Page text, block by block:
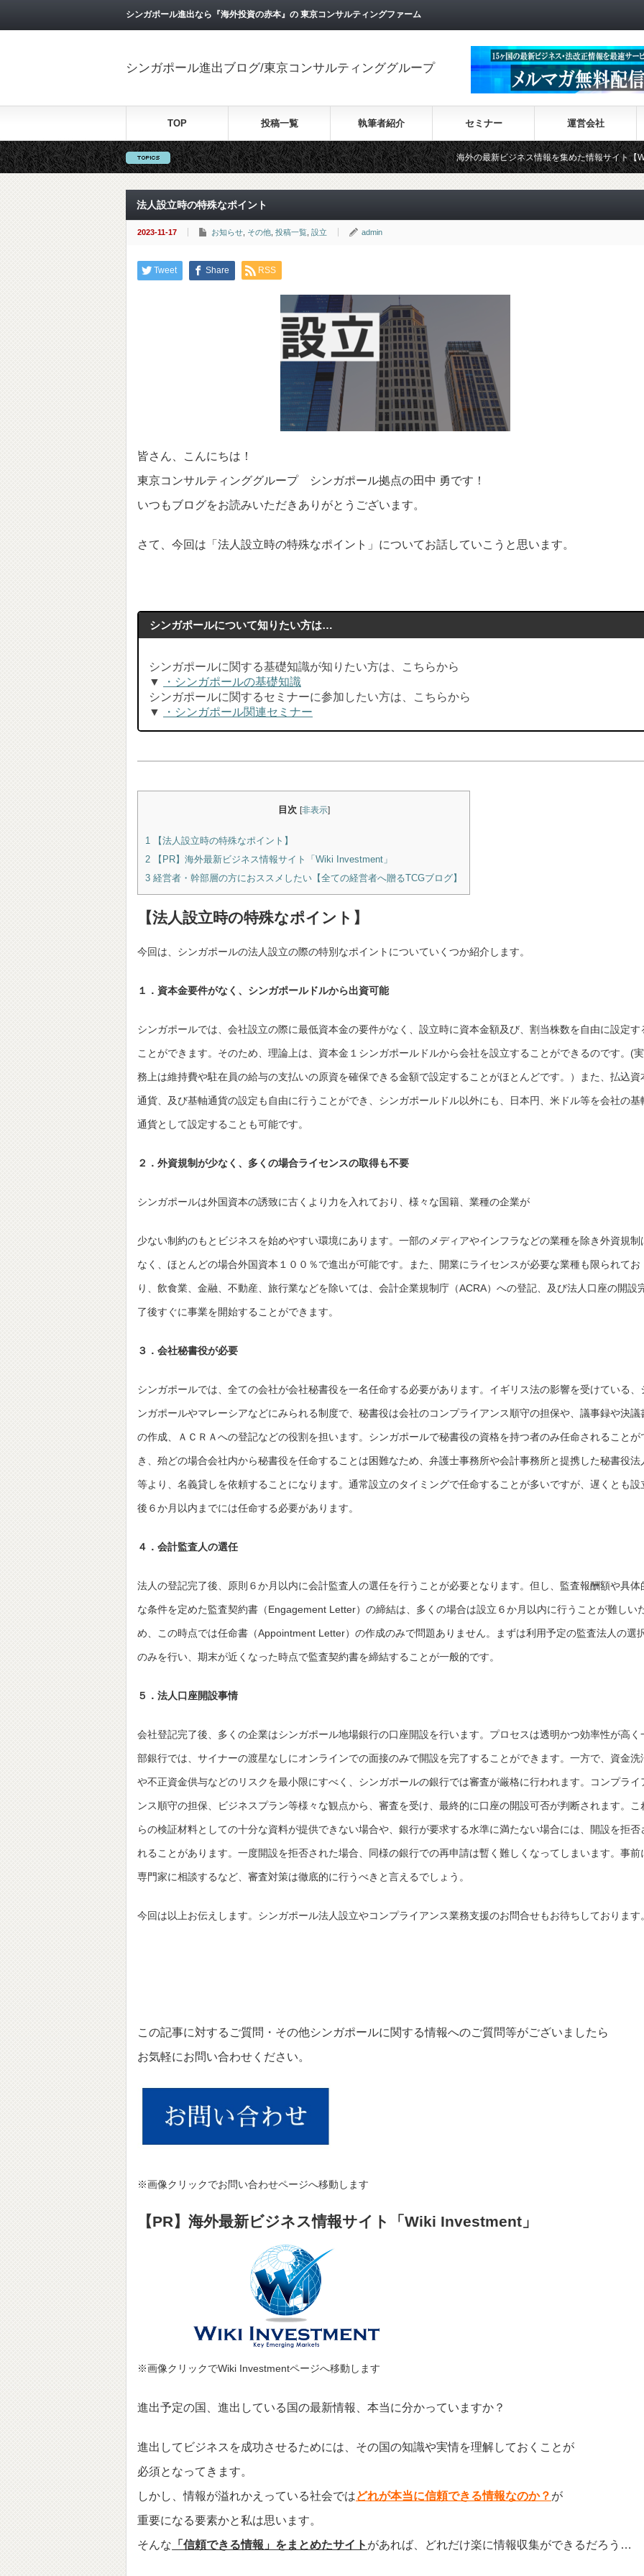
シンガポール進出なら『海外投資の赤本』の 東京コンサルティングファーム
シンガポール進出ブログ/東京コンサルティンググループ
TOP 投稿一覧 執筆者紹介 セミナー 運営会社
海外の最新ビジネス情報を集めた情報サイト【Wiki-
法人設立時の特殊なポイント
2023-11-17 お知らせ その他 投稿一覧 設立 admin
Tweet Share RSS
皆さん、こんにちは！
東京コンサルティンググループ シンガポール拠点の田中 勇です！
いつもブログをお読みいただきありがとうございます。
さて、今回は「法人設立時の特殊なポイント」についてお話していこうと思います。
シンガポールについて知りたい方は…
シンガポールに関する基礎知識が知りたい方は、こちらから
▼
・シンガポールの基礎知識
シンガポールに関するセミナーに参加したい方は、こちらから
▼
・シンガポール関連セミナー
目次 [非表示]
1
【法人設立時の特殊なポイント】
2 【PR】海外最新ビジネス情報サイト「Wiki Investment」
3 経営者・幹部層の方におススメしたい【全ての経営者へ贈るTCGブログ】
【法人設立時の特殊なポイント】
今回は、シンガポールの法人設立の際の特別なポイントについていくつか紹介します。
１．資本金要件がなく、シンガポールドルから出資可能
シンガポールでは、会社設立の際に最低資本金の要件がなく、設立時に資本金額及び、割当株数を自由に設定す
ことができます。そのため、理論上は、資本金１シンガポールドルから会社を設立することができるのです。(実
務上は維持費や駐在員の給与の支払いの原資を確保できる金額で設定することがほとんどです。）また、払込資
通貨、及び基軸通貨の設定も自由に行うことができ、シンガポールドル以外にも、日本円、米ドル等を会社の基
通貨として設定することも可能です。
２．外資規制が少なく、多くの場合ライセンスの取得も不要
シンガポールは外国資本の誘致に古くより力を入れており、様々な国籍、業種の企業が
少ない制約のもとビジネスを始めやすい環境にあります。一部のメディアやインフラなどの業種を除き外資規制
なく、ほとんどの場合外国資本１００％で進出が可能です。また、開業にライセンスが必要な業種も限られてお
り、飲食業、金融、不動産、旅行業などを除いては、会計企業規制庁（ACRA）への登記、及び法人口座の開設
了後すぐに事業を開始することができます。
３．会社秘書役が必要
シンガポールでは、全ての会社が会社秘書役を一名任命する必要があります。イギリス法の影響を受けている、
ンガポールやマレーシアなどにみられる制度で、秘書役は会社のコンプライアンス順守の担保や、議事録や決議
の作成、ＡＣＲＡへの登記などの役割を担います。シンガポールで秘書役の資格を持つ者のみ任命されることが
き、殆どの場合会社内から秘書役を任命することは困難なため、弁護士事務所や会計事務所と提携した秘書役法
等より、名義貸しを依頼することになります。通常設立のタイミングで任命することが多いですが、遅くとも設
後６か月以内までには任命する必要があります。
４．会計監査人の選任
法人の登記完了後、原則６か月以内に会計監査人の選任を行うことが必要となります。但し、監査報酬額や具体
な条件を定めた監査契約書（Engagement Letter）の締結は、多くの場合は設立６か月以内に行うことが難しい
め、この時点では任命書（Appointment Letter）の作成のみで問題ありません。まずは利用予定の監査法人の選
のみを行い、期末が近くなった時点で監査契約書を締結することが一般的です。
５．法人口座開設事情
会社登記完了後、多くの企業はシンガポール地場銀行の口座開設を行います。プロセスは透明かつ効率性が高く
部銀行では、サイナーの渡星なしにオンラインでの面接のみで開設を完了することができます。一方で、資金洗
や不正資金供与などのリスクを最小限にすべく、シンガポールの銀行では審査が厳格に行われます。コンプライ
ンス順守の担保、ビジネスプラン等様々な観点から、審査を受け、最終的に口座の開設可否が判断されます。こ
らの検証材料としての十分な資料が提供できない場合や、銀行が要求する水準に満たない場合には、開設を拒否
れることがあります。一度開設を拒否された場合、同様の銀行での再申請は暫く難しくなってしまいます。事前
専門家に相談するなど、審査対策は徹底的に行うべきと言えるでしょう。
今回は以上お伝えします。シンガポール法人設立やコンプライアンス業務支援のお問合せもお待ちしております。
この記事に対するご質問・その他シンガポールに関する情報へのご質問等がございましたら
お気軽にお問い合わせください。
※画像クリックでお問い合わせページへ移動します
【PR】海外最新ビジネス情報サイト「Wiki Investment」
※画像クリックでWiki Investmentページへ移動します
進出予定の国、進出している国の最新情報、本当に分かっていますか？
進出してビジネスを成功させるためには、その国の知識や実情を理解しておくことが
必須となってきます。
しかし、情報が溢れかえっている社会ではどれが本当に信頼できる情報なのか？ が
重要になる要素かと私は思います。
そんな 「信頼できる情報」をまとめたサイト があれば、どれだけ楽に情報収集ができるだろう…